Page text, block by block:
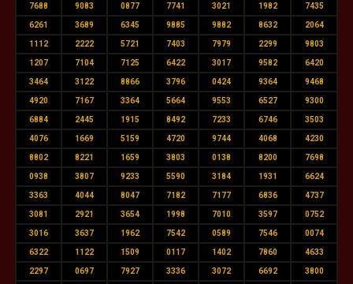
7688 9083 0877 7741 3021 1982 7435
6261 3689 6345 9885 9882 8632 2064
1112 2222 5721 7403 7979 2299 9803
1207 7104 7125 6422 3017 9582 6420
3464 3122 8866 3796 0424 9364 9468
4920 7167 3364 5664 9553 6527 9300
6884 2445 1915 8492 7233 6746 3503
4076 1669 5159 4720 9744 4068 4230
8802 8221 1659 3803 0138 8200 7698
0938 3807 9233 5590 3184 1931 6624
3363 4044 8047 7182 7177 6836 4737
3081 2921 3654 1998 7010 3597 0752
3016 3637 1962 7542 0589 7546 0074
6322 1122 1509 0117 1402 7860 4633
2297 0697 7927 3336 3072 6692 3800